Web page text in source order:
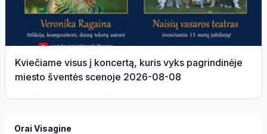
Kviečiame visus į koncertą, kuris vyks pagrindinėje
miesto šventės scenoje 2026-08-08
Orai Visagine